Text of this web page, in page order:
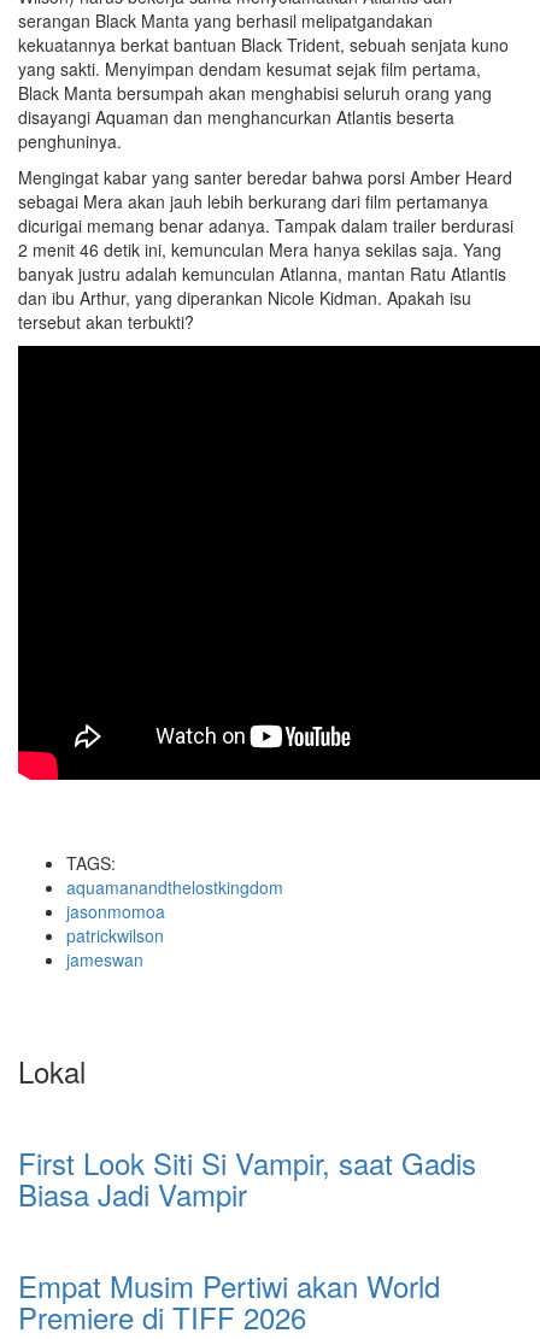
serangan Black Manta yang berhasil melipatgandakan
kekuatannya berkat bantuan Black Trident, sebuah senjata kuno
yang sakti. Menyimpan dendam kesumat sejak film pertama,
Black Manta bersumpah akan menghabisi seluruh orang yang
disayangi Aquaman dan menghancurkan Atlantis beserta
penghuninya.
Mengingat kabar yang santer beredar bahwa porsi Amber Heard
sebagai Mera akan jauh lebih berkurang dari film pertamanya
dicurigai memang benar adanya. Tampak dalam trailer berdurasi
2 menit 46 detik ini, kemunculan Mera hanya sekilas saja. Yang
banyak justru adalah kemunculan Atlanna, mantan Ratu Atlantis
dan ibu Arthur, yang diperankan Nicole Kidman. Apakah isu
tersebut akan terbukti?
TAGS:
aquamanandthelostkingdom
jasonmomoa
patrickwilson
jameswan
Lokal
First Look Siti Si Vampir, saat Gadis
Biasa Jadi Vampir
Empat Musim Pertiwi akan World
Premiere di TIFF 2026